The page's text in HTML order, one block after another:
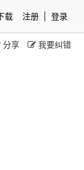
载 注册 登录
分享 我要纠错